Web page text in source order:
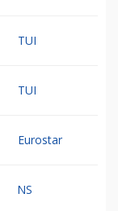
TUI
TUI
Eurostar
NS